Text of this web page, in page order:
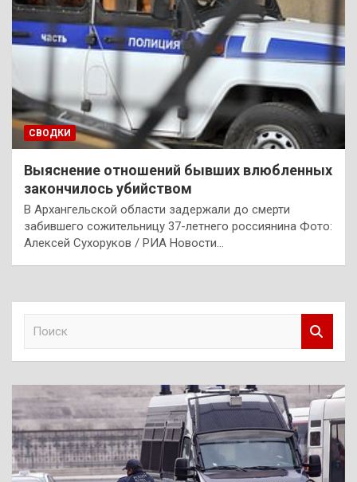
СВОДКИ
Выяснение отношений бывших влюбленных
закончилось убийством
В Архангельской области задержали до смерти
забившего сожительницу 37-летнего россиянина Фото:
Алексей Сухоруков / РИА Новости…
к